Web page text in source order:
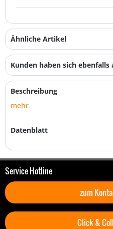
Ähnliche Artikel
Kunden haben sich ebenfalls
Beschreibung
mehr
Datenblatt
Service Hotline
zum
Click &